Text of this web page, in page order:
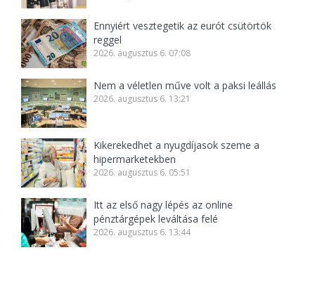
Ennyiért vesztegetik az eurót csütörtök
reggel
2026. augusztus 6. 07:08
Nem a véletlen műve volt a paksi leállás
2026. augusztus 6. 13:21
Kikerekedhet a nyugdíjasok szeme a
hipermarketekben
2026. augusztus 6. 05:51
Itt az első nagy lépés az online
pénztárgépek leváltása felé
2026. augusztus 6. 13:44